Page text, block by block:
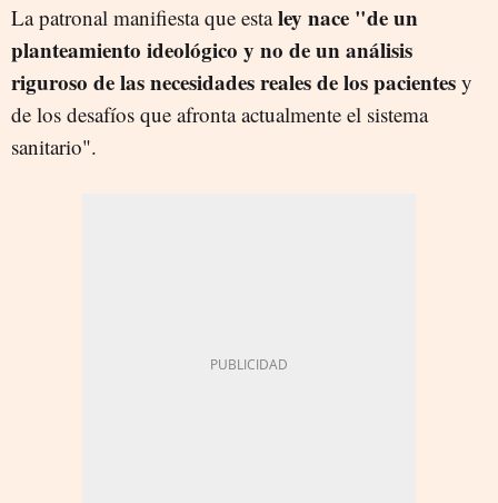
La patronal manifiesta que estaley nace "de un
planteamiento ideológico y no de un análisis
riguroso de las necesidades reales de los pacientes y
de los desafíos que afronta actualmente el sistema
sanitario".